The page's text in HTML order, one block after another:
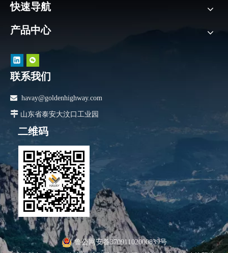
快速导航
产品中心
联系我们
 havay@goldenhighway.com
 山东省泰安大汶口工业园
二维码
鲁公网安备37091102000839号